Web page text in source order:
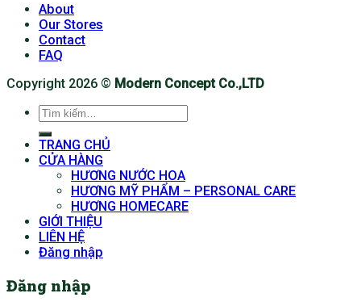
About
Our Stores
Contact
FAQ
Copyright 2026 © Modern Concept Co.,LTD
Tìm
kiếm:
TRANG CHỦ
CỬA HÀNG
HƯƠNG NƯỚC HOA
HƯƠNG MỸ PHẨM – PERSONAL CARE
HƯƠNG HOMECARE
GIỚI THIỆU
LIÊN HỆ
Đăng nhập
Đăng nhập